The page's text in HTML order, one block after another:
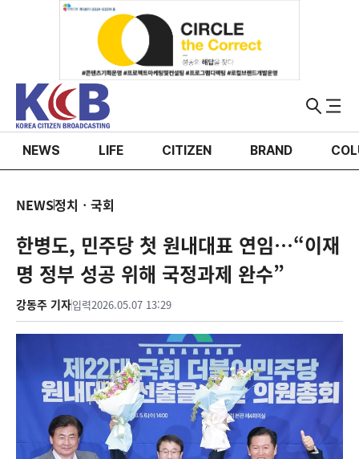
NEWS LIFE CITIZEN BRAND
NEWS정치ㆍ국회
한병도, 민주당 첫 원내대표 연임…“이재
명 정부 성공 위해 국정과제 완수”
강동주 기자입력2026.05.07 13:29